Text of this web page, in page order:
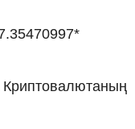
Криптовалютаның